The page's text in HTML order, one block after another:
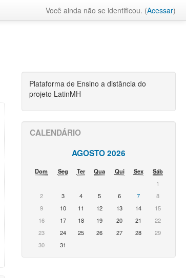
Você ainda não se identificou. (Acessar)
Plataforma de Ensino a distância do
projeto LatinMH
CALENDÁRIO
AGOSTO 2026
Dom Seg Ter Qua Qui Sex
Sáb
1
2
3 4 5 6 7
8
9
10 11 12 13 14
15
16
17 18 19 20 21
22
23
24 25 26 27 28
29
30
31